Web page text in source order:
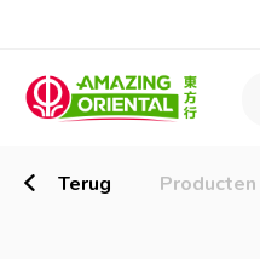
Terug Producten